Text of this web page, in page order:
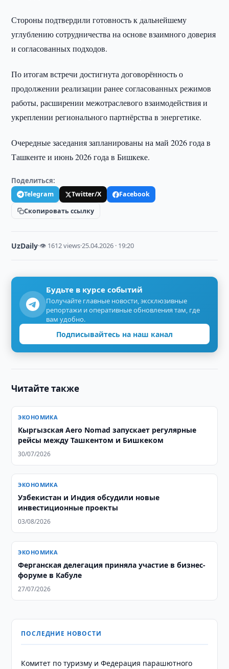
Стороны подтвердили готовность к дальнейшему
углублению сотрудничества на основе взаимного доверия
и согласованных подходов.
По итогам встречи достигнута договорённость о
продолжении реализации ранее согласованных режимов
работы, расширении межотраслевого взаимодействия и
укреплении регионального партнёрства в энергетике.
Очередные заседания запланированы на май 2026 года в
Ташкенте и июнь 2026 года в Бишкеке.
Поделиться:
Telegram Twitter/X
Facebook
Скопировать ссылку
UzDaily·👁 1612 views·25.04.2026 · 19:20
Будьте в курсе событий
Получайте главные новости, эксклюзивные
репортажи и оперативные обновления там, где
вам удобно.
Подписывайтесь на наш канал
Читайте также
ЭКОНОМИКА
Кыргызская Aero Nomad запускает регулярные
рейсы между Ташкентом и Бишкеком
30/07/2026
ЭКОНОМИКА
Узбекистан и Индия обсудили новые
инвестиционные проекты
03/08/2026
ЭКОНОМИКА
​​​​​​​Ферганская делегация приняла участие в бизнес-
форуме в Кабуле
27/07/2026
ПОСЛЕДНИЕ НОВОСТИ
Комитет по туризму и Федерация парашютного